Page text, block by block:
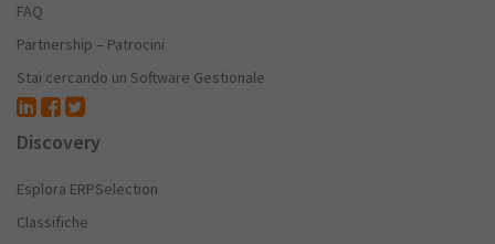
FAQ
Partnership – Patrocini
Stai cercando un Software Gestionale
Discovery
Esplora ERPSelection
Classifiche